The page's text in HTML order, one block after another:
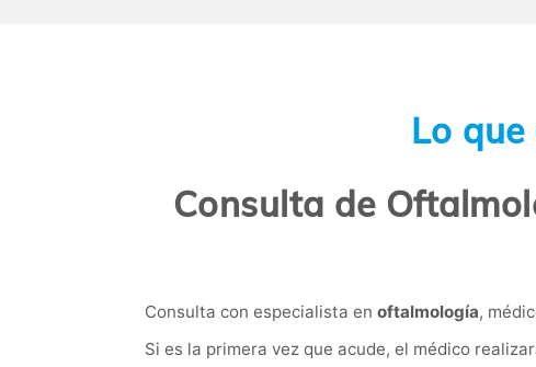
Lo
Consulta de
Consulta con especialista en oftalmología,
Si es la primera vez que acude, el médico